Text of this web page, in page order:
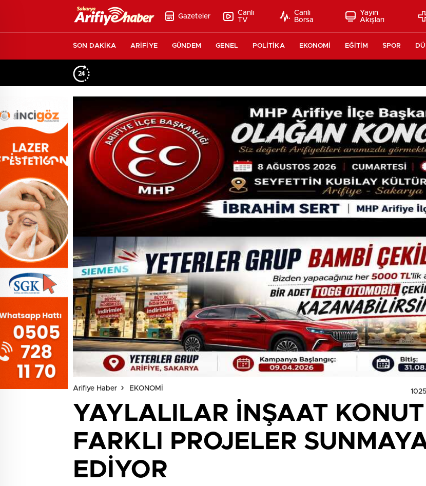
Gazeteler
Canlı
TV
Canlı
Borsa
Yayın
Akışları
SON DAKİKA ARİFİYE GÜNDEM GENEL POLİTİKA EKONOMİ EĞİTİM SPOR
Arifiye Haber EKONOMİ
YAYLALILAR İNŞAAT
FARKLI PROJELER
EDİYOR